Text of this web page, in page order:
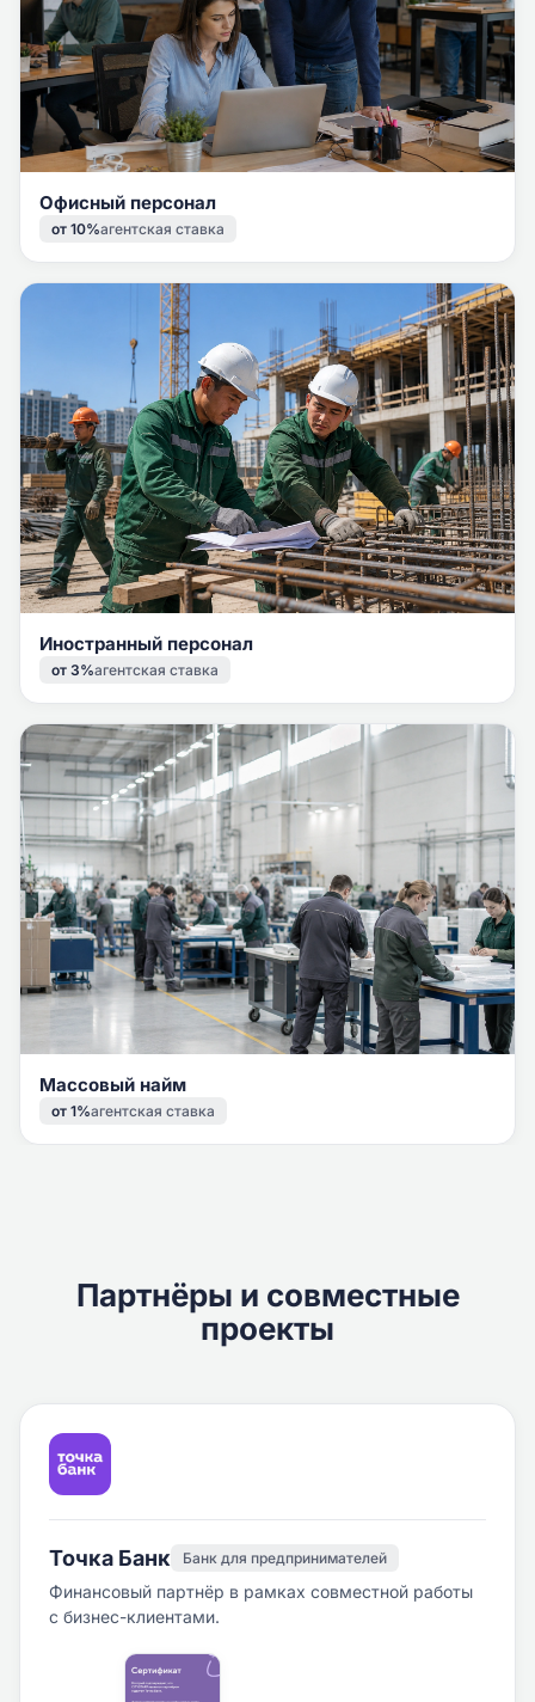
Офисный персонал
от 10%агентская ставка
Иностранный персонал
от 3%агентская ставка
Массовый найм
от 1%агентская ставка
Партнёры и совместные
проекты
Точка Банк Банк для предпринимателей
Финансовый партнёр в рамках совместной работы
с бизнес-клиентами.